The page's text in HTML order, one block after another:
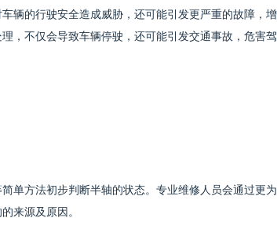
辆的行驶安全造成威胁，还可能引发更严重的故障，
，不仅会导致车辆停驶，还可能引发交通事故，危害
单方法初步判断半轴的状态。专业维修人员会通过更
来源及原因。